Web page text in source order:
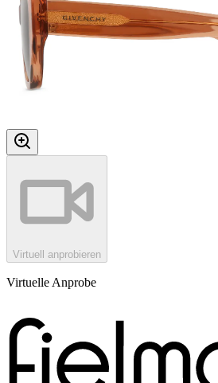
Virtuell anprobieren
Virtuelle Anprobe